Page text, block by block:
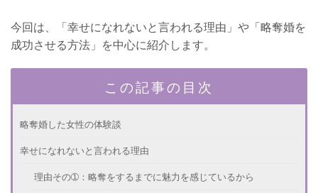
今回は、「幸せになれないと言われる理由」や「略奪婚を
成功させる方法」を中心に紹介します。
この記事の目次
略奪婚した女性の体験談
幸せになれないと言われる理由
理由その➀：略奪をするまでに魅力を感じているから